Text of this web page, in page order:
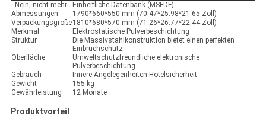
- Nein, nicht mehr.
Einheitliche Datenbank (MSFDF)
Abmessungen
1790*660*550 mm (70.47*25.98*21.65 Zoll)
Verpackungsgröße1810*680*570 mm (71.26*26.77*22.44 Zoll)
Merkmal
Elektrostatische Pulverbeschichtung
Struktur
Die Massivstahlkonstruktion bietet einen perfekten
Einbruchschutz.
Oberfläche
Umweltschutzfreundliche elektronische
Pulverbeschichtung
Gebrauch
Innere Angelegenheiten Hotelsicherheit
Gewicht
155 kg
Gewährleistung
12 Monate
Produktvorteil